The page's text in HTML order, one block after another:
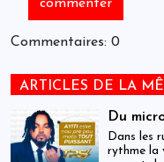
Commentaires: 0
ARTICLES DE LA
Du
dans
Dans les
rythme la